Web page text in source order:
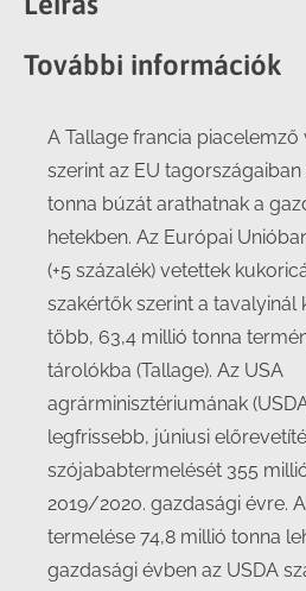
További információk
A Tallage francia
szerint az EU
tonna búzát arathatnak a
hetekben. Az Európai
(+5 százalék) vetettek
szakértők szerint a tavalyinál
több, 63,4 millió tonna
tárolókba (Tallage). Az USA
agrárminisztériumának
legfrissebb, júniusi
szójababtermelését 355
2019/2020. gazdasági évre.
termelése 74,8 millió tonna
gazdasági évben az USDA